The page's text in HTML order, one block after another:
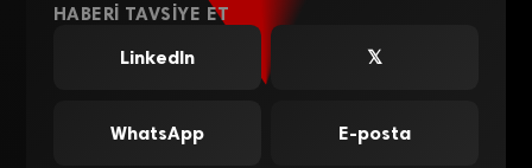
HABERI TAVSIYE ET
LinkedIn
𝕏
WhatsApp E-posta